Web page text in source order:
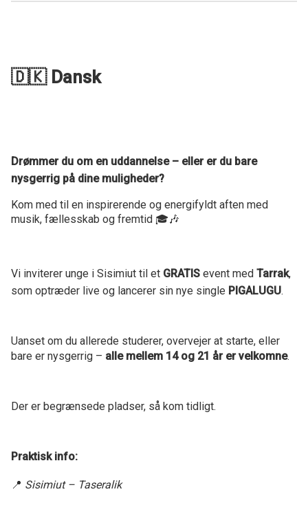
🇩🇰 Dansk
Drømmer du om en uddannelse – eller er du bare
nysgerrig på dine muligheder?
Kom med til en inspirerende og energifyldt aften med
musik, fællesskab og fremtid 🎓🎶
Vi inviterer unge i Sisimiut til et GRATIS event med Tarrak,
som optræder live og lancerer sin nye single PIGALUGU.
Uanset om du allerede studerer, overvejer at starte, eller
bare er nysgerrig – alle mellem 14 og 21 år er velkomne.
Der er begrænsede pladser, så kom tidligt.
Praktisk info:
📍 Sisimiut – Taseralik